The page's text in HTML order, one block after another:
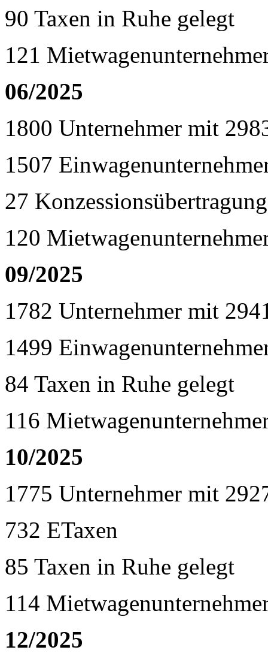
90 Taxen in Ruhe gelegt
121
06/2025
1800 Unternehmer mit
1507
27
120
09/2025
1782 Unternehmer mit
1499
84 Taxen in Ruhe gelegt
116
10/2025
1775 Unternehmer mit
732 ETaxen
85 Taxen in Ruhe gelegt
114
12/2025